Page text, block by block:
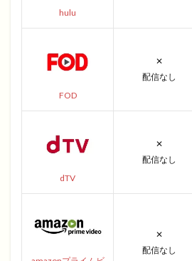
hulu
FOD
✕
配信なし
dTV
✕
配信なし
✕
配信なし